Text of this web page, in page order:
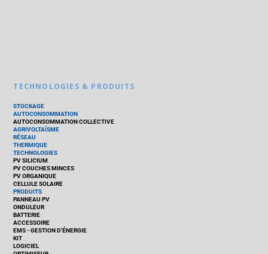
TECHNOLOGIES & PRODUITS
STOCKAGE
AUTOCONSOMMATION
AUTOCONSOMMATION COLLECTIVE
AGRIVOLTAÏSME
RÉSEAU
THERMIQUE
TECHNOLOGIES
PV SILICIUM
PV COUCHES MINCES
PV ORGANIQUE
CELLULE SOLAIRE
PRODUITS
PANNEAU PV
ONDULEUR
BATTERIE
ACCESSOIRE
EMS - GESTION D'ÉNERGIE
KIT
LOGICIEL